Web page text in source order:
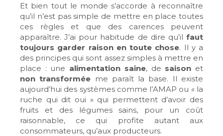
Et bien tout le monde s’accorde à reconnaître
qu’il n’est pas simple de mettre en place toutes
ces règles et que des carences peuvent
apparaître. J’ai pour habitude de dire qu’il faut
toujours garder raison en toute chose. Il y a
des principes qui sont assez simples à mettre en
place : une alimentation saine, de saison et
non transformée me paraît la base. Il existe
aujourd’hui des systèmes comme l’AMAP ou « la
ruche qui dit oui » qui permettent d’avoir des
fruits et des légumes sains, pour un coût
raisonnable, ce qui profite autant aux
consommateurs, qu’aux producteurs.